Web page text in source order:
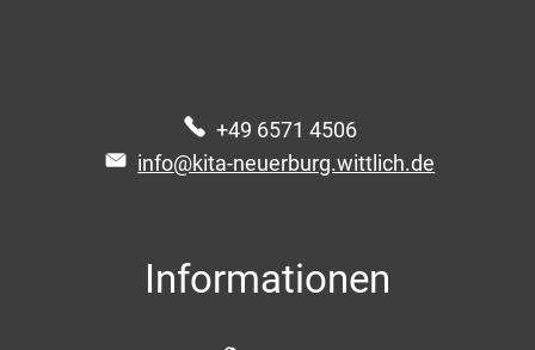
+49 6571 4506
info@kita-neuerburg.wittlich.de
Informationen